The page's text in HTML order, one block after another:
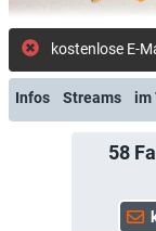
Infos Streams im
58